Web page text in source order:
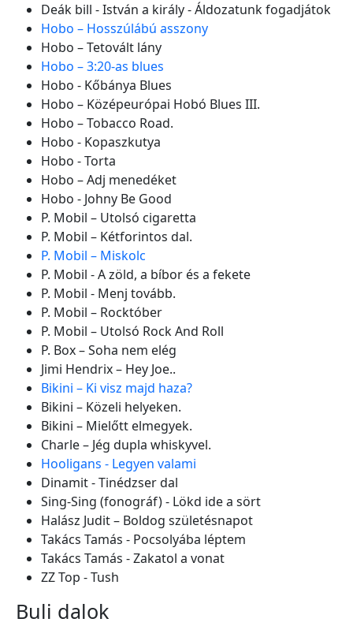
Deák bill - István a király - Áldozatunk fogadjátok
Hobo – Hosszúlábú asszony
Hobo – Tetovált lány
Hobo – 3:20-as blues
Hobo - Kőbánya Blues
Hobo – Középeurópai Hobó Blues III.
Hobo – Tobacco Road.
Hobo - Kopaszkutya
Hobo - Torta
Hobo – Adj menedéket
Hobo - Johny Be Good
P. Mobil – Utolsó cigaretta
P. Mobil – Kétforintos dal.
P. Mobil – Miskolc
P. Mobil - A zöld, a bíbor és a fekete
P. Mobil - Menj tovább.
P. Mobil – Rocktóber
P. Mobil – Utolsó Rock And Roll
P. Box – Soha nem elég
Jimi Hendrix – Hey Joe..
Bikini – Ki visz majd haza?
Bikini – Közeli helyeken.
Bikini – Mielőtt elmegyek.
Charle – Jég dupla whiskyvel.
Hooligans - Legyen valami
Dinamit - Tinédzser dal
Sing-Sing (fonográf) - Lökd ide a sört
Halász Judit – Boldog születésnapot
Takács Tamás - Pocsolyába léptem
Takács Tamás - Zakatol a vonat
ZZ Top - Tush
Buli dalok